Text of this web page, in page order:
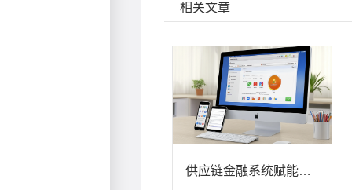
相关文章
供应链金融系统赋能应收账款管理